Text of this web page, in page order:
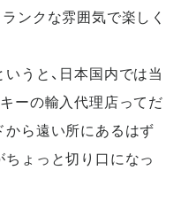
ンクな雰囲気で楽しく
うと、日本国内では当
ーの輸入代理店ってだ
ら遠い所にあるはず
ょっと切り口になっ